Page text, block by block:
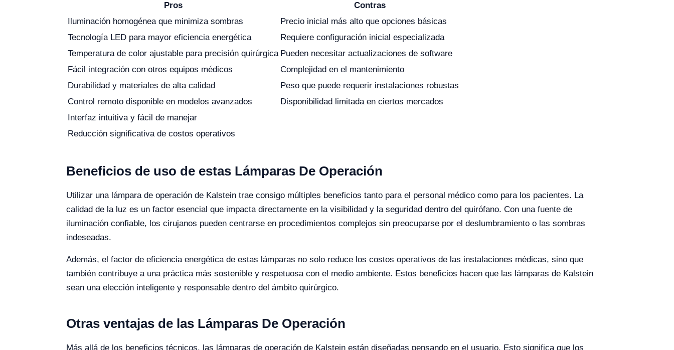
Pros
Contras
Iluminación homogénea que minimiza sombras
Precio inicial más alto que opciones básicas
Tecnología LED para mayor eficiencia energética
Requiere configuración inicial especializada
Temperatura de color ajustable para precisión quirúrgica Pueden necesitar actualizaciones de software
Fácil integración con otros equipos médicos
Complejidad en el mantenimiento
Durabilidad y materiales de alta calidad
Peso que puede requerir instalaciones robustas
Control remoto disponible en modelos avanzados
Disponibilidad limitada en ciertos mercados
Interfaz intuitiva y fácil de manejar
Reducción significativa de costos operativos
Beneficios de uso de estas Lámparas De Operación
Utilizar una lámpara de operación de Kalstein trae consigo múltiples beneficios tanto para el personal médico como para los pacientes. La
calidad de la luz es un factor esencial que impacta directamente en la visibilidad y la seguridad dentro del quirófano. Con una fuente de
iluminación confiable, los cirujanos pueden centrarse en procedimientos complejos sin preocuparse por el deslumbramiento o las sombras
indeseadas.
Además, el factor de eficiencia energética de estas lámparas no solo reduce los costos operativos de las instalaciones médicas, sino que
también contribuye a una práctica más sostenible y respetuosa con el medio ambiente. Estos beneficios hacen que las lámparas de Kalstein
sean una elección inteligente y responsable dentro del ámbito quirúrgico.
Otras ventajas de las Lámparas De Operación
Más allá de los beneficios técnicos, las lámparas de operación de Kalstein están diseñadas pensando en el usuario. Esto significa que los